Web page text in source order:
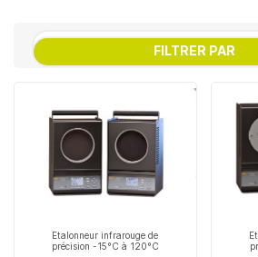
Etalonneur infrarouge de
précision -15°C à 120°C
FILTRER PAR